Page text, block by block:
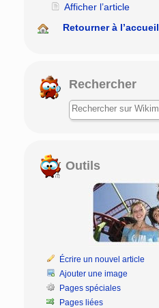
Afficher l’article
Retourner à l’accueil
Rechercher
Outils
Écrire un nouvel article
Ajouter une image
Pages spéciales
Pages liées